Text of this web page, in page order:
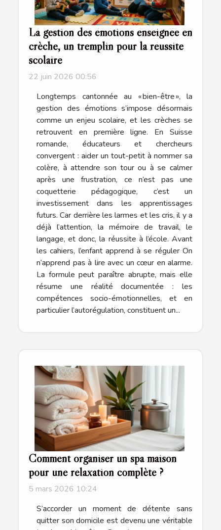
La gestion des émotions enseignée en
crèche, un tremplin pour la réussite
scolaire
22 juin 2026 00:56
Longtemps cantonnée au « bien-être », la
gestion des émotions s’impose désormais
comme un enjeu scolaire, et les crèches se
retrouvent en première ligne. En Suisse
romande, éducateurs et chercheurs
convergent : aider un tout-petit à nommer sa
colère, à attendre son tour ou à se calmer
après une frustration, ce n’est pas une
coquetterie pédagogique, c’est un
investissement dans les apprentissages
futurs. Car derrière les larmes et les cris, il y a
déjà l’attention, la mémoire de travail, le
langage, et donc, la réussite à l’école. Avant
les cahiers, l’enfant apprend à se réguler On
n’apprend pas à lire avec un cœur en alarme.
La formule peut paraître abrupte, mais elle
résume une réalité documentée : les
compétences socio-émotionnelles, et en
particulier l’autorégulation, constituent un...
Comment organiser un spa maison
pour une relaxation complète ?
5 mars 2026 10:24
S’accorder un moment de détente sans
quitter son domicile est devenu une véritable